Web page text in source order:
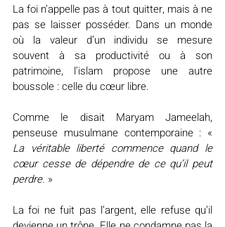
La foi n’appelle pas à tout quitter, mais à ne
pas se laisser posséder. Dans un monde
où la valeur d’un individu se mesure
souvent à sa productivité ou à son
patrimoine, l’islam propose une autre
boussole : celle du cœur libre.
Comme le disait Maryam Jameelah,
La véritable liberté commence quand le
cœur cesse de dépendre de ce qu’il peut
perdre. »
La foi ne fuit pas l’argent, elle refuse qu’il